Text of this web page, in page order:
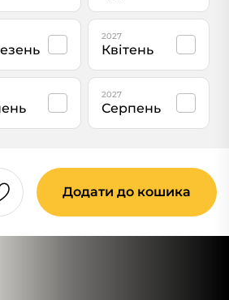
2027
Квітень
2027
Серпень
Додати до кошика